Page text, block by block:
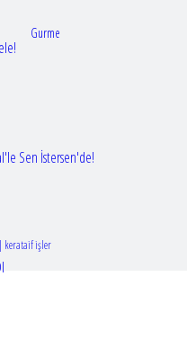
Sen İstersen'de!
Gurme
kerataif işler